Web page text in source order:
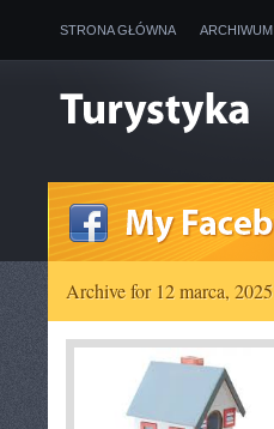
STRONA GŁÓWNA ARCHIWUM
Archive for 12 marca, 2025